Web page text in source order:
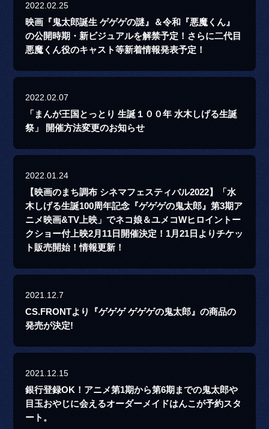
2022.02.25
映画『鬼太郎誕生 ゲゲゲの謎』＆令和『悪魔くん』
の公開時期・新ビジュアルを解禁予定！さらに二代目
悪魔くん役のキャスト等新着情報発表予定！
2022.02.07
「まんが王国とっとり 生誕１００年 水木しげる生誕
祭」 開催方法変更のお知らせ
2022.01.24
【映画のまち調布 シネマフェスティバル2022】「水
木しげる生誕100周年記念『ゲゲゲの鬼太郎』第3期ア
ニメ映画&TV上映」でネコ娘＆ユメコWヒロイントー
クショー付上映2月11日開催決定！1月21日よりチケッ
ト販売開始！情報更新！
2021.12.7
CS.FRONTより『ゲゲゲ ゲゲゲの鬼太郎』の商品の
発売が決定!
2021.12.15
銀行登録OK！アニメ第1期から第6期までの鬼太郎や
目玉おやじに会えるオーダーメイドはんこが予約スタ
ート。